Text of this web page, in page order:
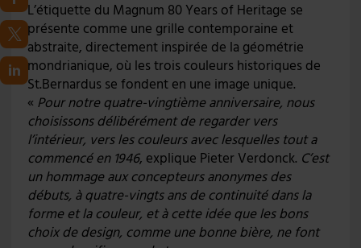
L’étiquette du Magnum 80 Years of Heritage se
présente comme une grille contemporaine et
abstraite, directement inspirée de la géométrie
mondrianique, où les trois couleurs historiques de
St.Bernardus se fondent en une image unique.
« Pour notre quatre-vingtième anniversaire, nous
choisissons délibérément de regarder vers
l’intérieur, vers les couleurs avec lesquelles tout a
commencé en 1946, explique Pieter Verdonck. C’est
un hommage aux concepteurs anonymes des
débuts, à quatre-vingts ans de continuité dans la
forme et la couleur, et à cette idée que les bons
choix de design, comme une bonne bière, ne font